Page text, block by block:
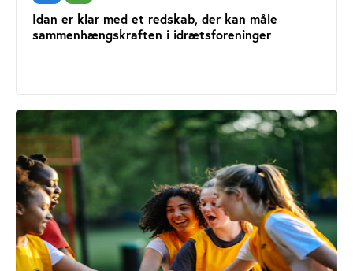
Idan er klar med et redskab, der kan måle
sammenhængskraften i idrætsforeninger